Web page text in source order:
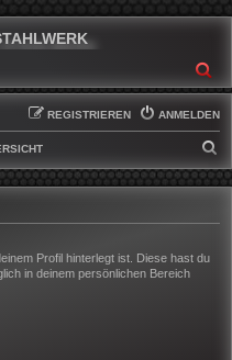
ANMELDEN
REGISTRIEREN
U
H
Profil hinterlegt ist. Diese hast du
in deinem persönlichen Bereich